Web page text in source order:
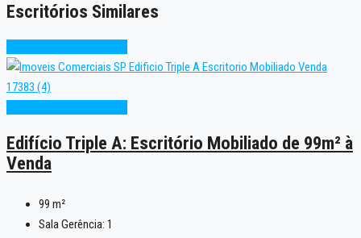
Escritórios Similares
Edifício Triple A: Escritório Mobiliado de 99m² à
Venda
99 m²
Sala Gerência: 1